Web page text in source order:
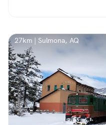
27km | Sulmona, AQ